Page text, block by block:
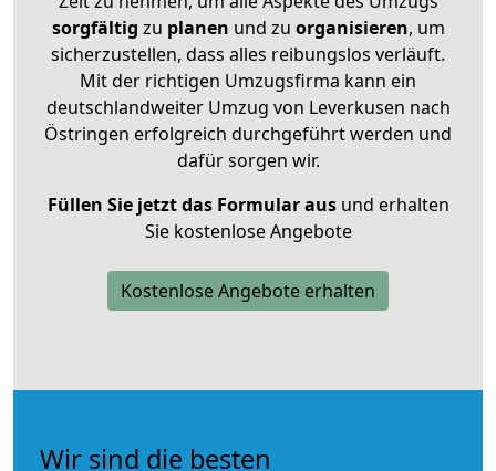
sorgfältig zu planen und zu organisieren, um
sicherzustellen, dass alles reibungslos verläuft.
Mit der richtigen Umzugsfirma kann ein
deutschlandweiter Umzug von Leverkusen nach
Östringen erfolgreich durchgeführt werden und
dafür sorgen wir.
Füllen Sie jetzt das Formular ausund erhalten
Sie kostenlose Angebote
Kostenlose Angebote erhalten
Wir sind die besten